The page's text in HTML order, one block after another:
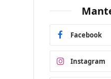
Facebook
Instagram